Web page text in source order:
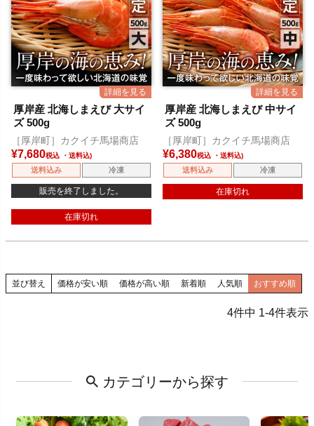
厚岸産 北海しまえび 大サイ
ズ 500g
［厚岸町］カクイチ馬場商店
¥7,680税込
送料込み 冷凍
販売を終了しました。
在庫切れ
厚岸産 北海しまえび 中サイ
ズ 500g
［厚岸町］カクイチ馬場商店
¥6,380税込
送料込み 冷凍
在庫切れ
並び替え 価格が安い順 価格が高い順 新着順 人気順 おすすめ順
4件中 1-4件表示
カテゴリーから探す